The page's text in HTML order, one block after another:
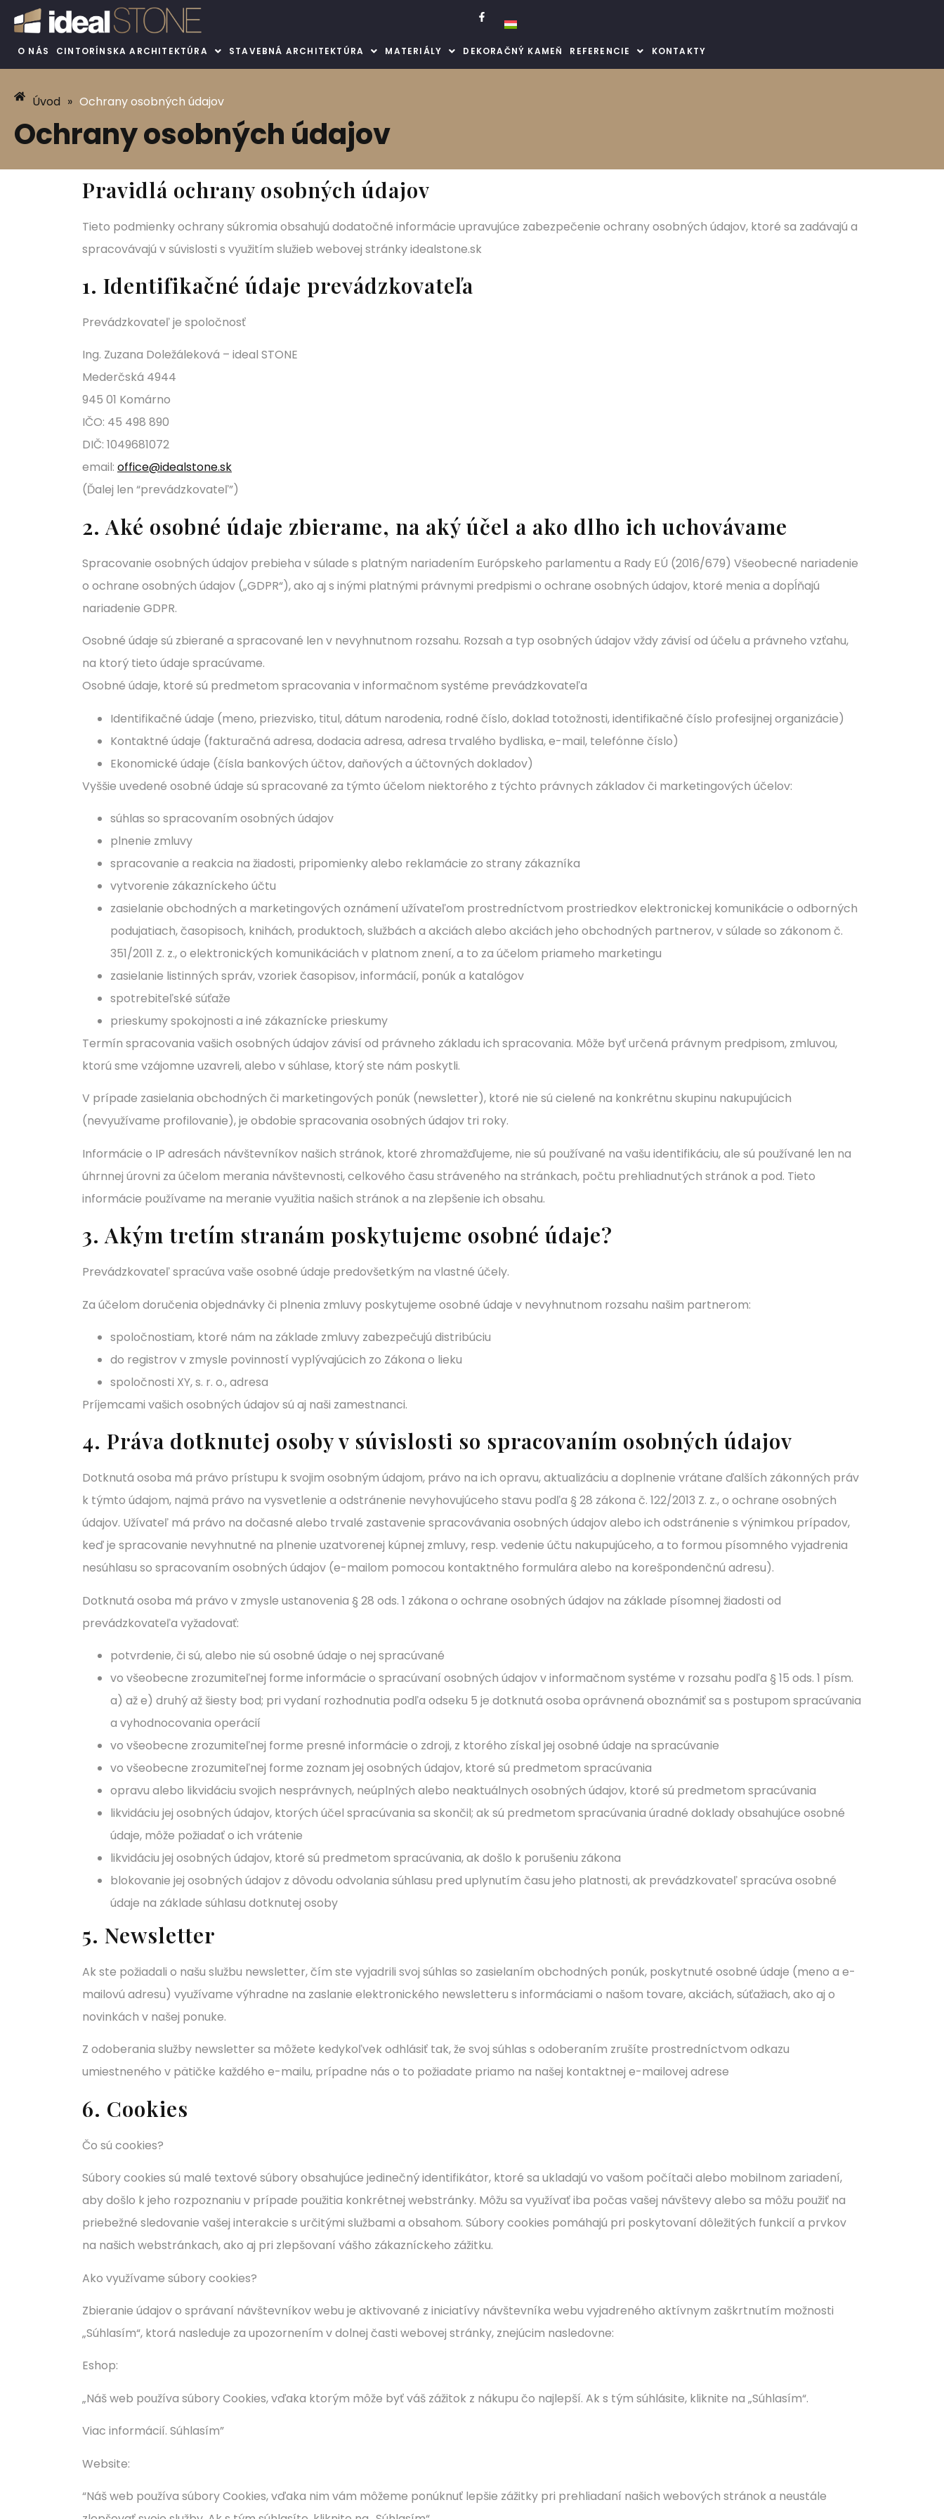
O NÁS CINTORÍNSKA ARCHITEKTÚRA STAVEBNÁ ARCHITEKTÚRA MATERIÁLY DEKORAČNÝ KAMEŇ REFERENCIE KONTAKTY
Úvod » Ochrany osobných údajov
Ochrany osobných údajov
Pravidlá ochrany osobných údajov
Tieto podmienky ochrany súkromia obsahujú dodatočné informácie upravujúce zabezpečenie ochrany osobných údajov, ktoré sa zadávajú a
spracovávajú v súvislosti s využitím služieb webovej stránky idealstone.sk
1. Identifikačné údaje prevádzkovateľa
Prevádzkovateľ je spoločnosť
Ing. Zuzana Doležáleková – ideal STONE
Mederčská 4944
945 01 Komárno
IČO: 45 498 890
DIČ: 1049681072
email: office@idealstone.sk
(Ďalej len “prevádzkovateľ”)
2. Aké osobné údaje zbierame, na aký účel a ako dlho ich uchovávame
Spracovanie osobných údajov prebieha v súlade s platným nariadením Európskeho parlamentu a Rady EÚ (2016/679) Všeobecné nariadenie
o ochrane osobných údajov („GDPR“), ako aj s inými platnými právnymi predpismi o ochrane osobných údajov, ktoré menia a dopĺňajú
nariadenie GDPR.
Osobné údaje sú zbierané a spracované len v nevyhnutnom rozsahu. Rozsah a typ osobných údajov vždy závisí od účelu a právneho vzťahu,
na ktorý tieto údaje spracúvame.
Osobné údaje, ktoré sú predmetom spracovania v informačnom systéme prevádzkovateľa
Identifikačné údaje (meno, priezvisko, titul, dátum narodenia, rodné číslo, doklad totožnosti, identifikačné číslo profesijnej organizácie)
Kontaktné údaje (fakturačná adresa, dodacia adresa, adresa trvalého bydliska, e-mail, telefónne číslo)
Ekonomické údaje (čísla bankových účtov, daňových a účtovných dokladov)
Vyššie uvedené osobné údaje sú spracované za týmto účelom niektorého z týchto právnych základov či marketingových účelov:
súhlas so spracovaním osobných údajov
plnenie zmluvy
spracovanie a reakcia na žiadosti, pripomienky alebo reklamácie zo strany zákazníka
vytvorenie zákazníckeho účtu
zasielanie obchodných a marketingových oznámení užívateľom prostredníctvom prostriedkov elektronickej komunikácie o odborných
podujatiach, časopisoch, knihách, produktoch, službách a akciách alebo akciách jeho obchodných partnerov, v súlade so zákonom č.
351/2011 Z. z., o elektronických komunikáciách v platnom znení, a to za účelom priameho marketingu
zasielanie listinných správ, vzoriek časopisov, informácií, ponúk a katalógov
spotrebiteľské súťaže
prieskumy spokojnosti a iné zákaznícke prieskumy
Termín spracovania vašich osobných údajov závisí od právneho základu ich spracovania. Môže byť určená právnym predpisom, zmluvou,
ktorú sme vzájomne uzavreli, alebo v súhlase, ktorý ste nám poskytli.
V prípade zasielania obchodných či marketingových ponúk (newsletter), ktoré nie sú cielené na konkrétnu skupinu nakupujúcich
(nevyužívame profilovanie), je obdobie spracovania osobných údajov tri roky.
Informácie o IP adresách návštevníkov našich stránok, ktoré zhromažďujeme, nie sú používané na vašu identifikáciu, ale sú používané len na
úhrnnej úrovni za účelom merania návštevnosti, celkového času stráveného na stránkach, počtu prehliadnutých stránok a pod. Tieto
informácie používame na meranie využitia našich stránok a na zlepšenie ich obsahu.
3. Akým tretím stranám poskytujeme osobné údaje?
Prevádzkovateľ spracúva vaše osobné údaje predovšetkým na vlastné účely.
Za účelom doručenia objednávky či plnenia zmluvy poskytujeme osobné údaje v nevyhnutnom rozsahu našim partnerom:
spoločnostiam, ktoré nám na základe zmluvy zabezpečujú distribúciu
do registrov v zmysle povinností vyplývajúcich zo Zákona o lieku
spoločnosti XY, s. r. o., adresa
Príjemcami vašich osobných údajov sú aj naši zamestnanci.
4. Práva dotknutej osoby v súvislosti so spracovaním osobných údajov
Dotknutá osoba má právo prístupu k svojim osobným údajom, právo na ich opravu, aktualizáciu a doplnenie vrátane ďalších zákonných práv
k týmto údajom, najmä právo na vysvetlenie a odstránenie nevyhovujúceho stavu podľa § 28 zákona č. 122/2013 Z. z., o ochrane osobných
údajov. Užívateľ má právo na dočasné alebo trvalé zastavenie spracovávania osobných údajov alebo ich odstránenie s výnimkou prípadov,
keď je spracovanie nevyhnutné na plnenie uzatvorenej kúpnej zmluvy, resp. vedenie účtu nakupujúceho, a to formou písomného vyjadrenia
nesúhlasu so spracovaním osobných údajov (e-mailom pomocou kontaktného formulára alebo na korešpondenčnú adresu).
Dotknutá osoba má právo v zmysle ustanovenia § 28 ods. 1 zákona o ochrane osobných údajov na základe písomnej žiadosti od
prevádzkovateľa vyžadovať:
potvrdenie, či sú, alebo nie sú osobné údaje o nej spracúvané
vo všeobecne zrozumiteľnej forme informácie o spracúvaní osobných údajov v informačnom systéme v rozsahu podľa § 15 ods. 1 písm.
a) až e) druhý až šiesty bod; pri vydaní rozhodnutia podľa odseku 5 je dotknutá osoba oprávnená oboznámiť sa s postupom spracúvania
a vyhodnocovania operácií
vo všeobecne zrozumiteľnej forme presné informácie o zdroji, z ktorého získal jej osobné údaje na spracúvanie
vo všeobecne zrozumiteľnej forme zoznam jej osobných údajov, ktoré sú predmetom spracúvania
opravu alebo likvidáciu svojich nesprávnych, neúplných alebo neaktuálnych osobných údajov, ktoré sú predmetom spracúvania
likvidáciu jej osobných údajov, ktorých účel spracúvania sa skončil; ak sú predmetom spracúvania úradné doklady obsahujúce osobné
údaje, môže požiadať o ich vrátenie
likvidáciu jej osobných údajov, ktoré sú predmetom spracúvania, ak došlo k porušeniu zákona
blokovanie jej osobných údajov z dôvodu odvolania súhlasu pred uplynutím času jeho platnosti, ak prevádzkovateľ spracúva osobné
údaje na základe súhlasu dotknutej osoby
5. Newsletter
Ak ste požiadali o našu službu newsletter, čím ste vyjadrili svoj súhlas so zasielaním obchodných ponúk, poskytnuté osobné údaje (meno a e-
mailovú adresu) využívame výhradne na zaslanie elektronického newsletteru s informáciami o našom tovare, akciách, súťažiach, ako aj o
novinkách v našej ponuke.
Z odoberania služby newsletter sa môžete kedykoľvek odhlásiť tak, že svoj súhlas s odoberaním zrušíte prostredníctvom odkazu
umiestneného v pätičke každého e-mailu, prípadne nás o to požiadate priamo na našej kontaktnej e-mailovej adrese
6. Cookies
Čo sú cookies?
Súbory cookies sú malé textové súbory obsahujúce jedinečný identifikátor, ktoré sa ukladajú vo vašom počítači alebo mobilnom zariadení,
aby došlo k jeho rozpoznaniu v prípade použitia konkrétnej webstránky. Môžu sa využívať iba počas vašej návštevy alebo sa môžu použiť na
priebežné sledovanie vašej interakcie s určitými službami a obsahom. Súbory cookies pomáhajú pri poskytovaní dôležitých funkcií a prvkov
na našich webstránkach, ako aj pri zlepšovaní vášho zákazníckeho zážitku.
Ako využívame súbory cookies?
Zbieranie údajov o správaní návštevníkov webu je aktivované z iniciatívy návštevníka webu vyjadreného aktívnym zaškrtnutím možnosti
„Súhlasím“, ktorá nasleduje za upozornením v dolnej časti webovej stránky, znejúcim nasledovne:
Eshop:
„Náš web používa súbory Cookies, vďaka ktorým môže byť váš zážitok z nákupu čo najlepší. Ak s tým súhlásite, kliknite na „Súhlasím“.
Viac informácií. Súhlasím”
Website:
“Náš web používa súbory Cookies, vďaka nim vám môžeme ponúknuť lepšie zážitky pri prehliadaní našich webových stránok a neustále